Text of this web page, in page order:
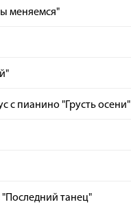
меняемся"
с пианино "Грусть осени"
танец"